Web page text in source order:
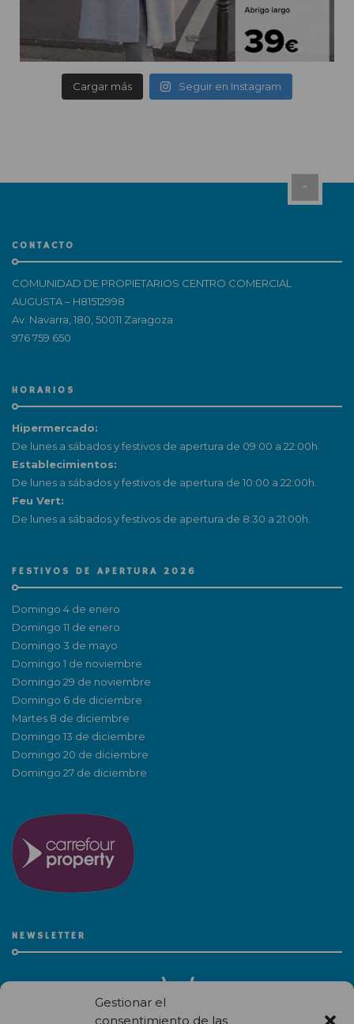
Gestionar el
consentimiento de las
Cargar más Seguir en Instagram
CONTACTO
COMUNIDAD DE PROPIETARIOS CENTRO COMERCIAL
AUGUSTA – H81512998
Av. Navarra, 180, 50011 Zaragoza
976 759 650
HORARIOS
Hipermercado:
De lunes a sábados y festivos de apertura de 09:00 a 22:00h.
Establecimientos:
De lunes a sábados y festivos de apertura de 10:00 a 22:00h.
Feu Vert:
De lunes a sábados y festivos de apertura de 8:30 a 21:00h.
FESTIVOS DE APERTURA 2026
Domingo 4 de enero
Domingo 11 de enero
Domingo 3 de mayo
Domingo 1 de noviembre
Domingo 29 de noviembre
Domingo 6 de diciembre
Martes 8 de diciembre
Domingo 13 de diciembre
Domingo 20 de diciembre
Domingo 27 de diciembre
NEWSLETTER